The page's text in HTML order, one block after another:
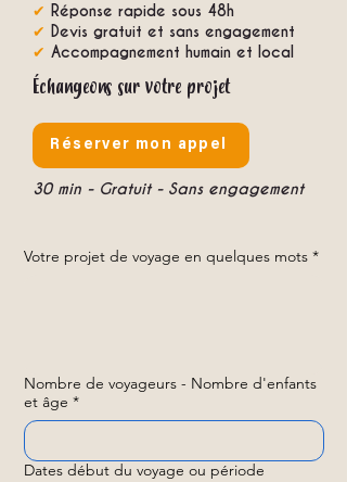
✔ Réponse rapide sous 48h
✔ Devis gratuit et sans engagement
✔ Accompagnement humain et local
Échangeons sur votre projet
Réserver mon appel
30 min - Gratuit - Sans engagement
Votre projet de voyage en quelques mots *
Nombre de voyageurs - Nombre d'enfants
et âge *
Dates début du voyage ou période